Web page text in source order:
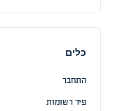
כלים
התחבר
פיד רשומות